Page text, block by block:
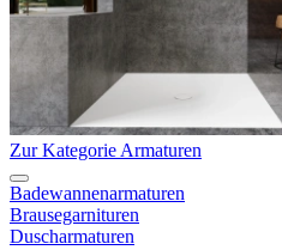
Zur Kategorie Armaturen
Badewannenarmaturen
Brausegarnituren
Duscharmaturen